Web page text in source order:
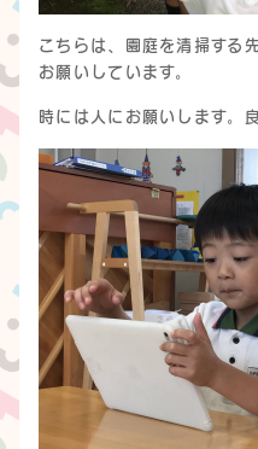
こちらは、園庭を清掃する
お願いしています。
時には人にお願いします。